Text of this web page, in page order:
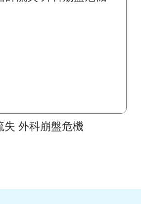
失 外科崩盤危機